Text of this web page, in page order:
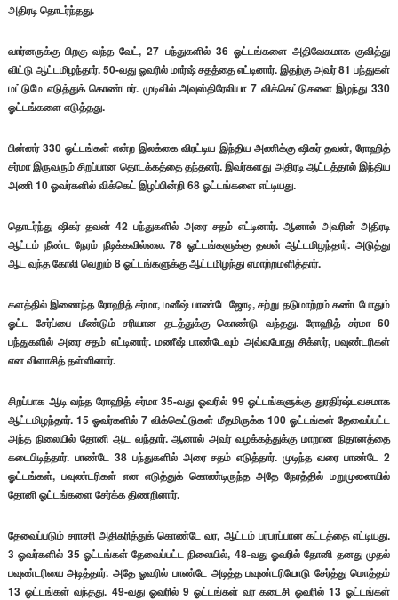
அதிரடி தொடர்ந்தது.
வார்னருக்கு பிறகு வந்த வேட், 27 பந்துகளில் 36 ஓட்டங்களை அதிவேகமாக குவித்து
விட்டு ஆட்டமிழந்தார். 50-வது ஓவரில் மார்ஷ் சதத்தை எட்டினார். இதற்கு அவர் 81 பந்துகள்
மட்டுமே எடுத்துக் கொண்டார். முடிவில் அவுஸ்திரேலியா 7 விக்கெட்டுகளை இழந்து 330
ஓட்டங்களை எடுத்தது.
பின்னர் 330 ஓட்டங்கள் என்ற இலக்கை விரட்டிய இந்திய அணிக்கு ஷிகர் தவன், ரோஹித்
சர்மா இருவரும் சிறப்பான தொடக்கத்தை தந்தனர். இவர்களது அதிரடி ஆட்டத்தால் இந்திய
அணி 10 ஓவர்களில் விக்கெட் இழப்பின்றி 68 ஓட்டங்களை எட்டியது.
தொடர்ந்து ஷிகர் தவன் 42 பந்துகளில் அரை சதம் எட்டினார். ஆனால் அவரின் அதிரடி
ஆட்டம் நீண்ட நேரம் நீடிக்கவில்லை. 78 ஓட்டங்களுக்கு தவன் ஆட்டமிழந்தார். அடுத்து
ஆட வந்த கோலி வெறும் 8 ஓட்டங்களுக்கு ஆட்டமிழந்து ஏமாற்றமளித்தார்.
களத்தில் இணைந்த ரோஹித் சர்மா, மனீஷ் பாண்டே ஜோடி, சற்று தடுமாற்றம் கண்டபோதும்
ஓட்ட சேர்ப்பை மீண்டும் சரியான தடத்துக்கு கொண்டு வந்தது. ரோஹித் சர்மா 60
பந்துகளில் அரை சதம் எட்டினார். மணீஷ் பாண்டேவும் அவ்வபோது சிக்ஸர், பவுண்டரிகள்
என விளாசித் தள்ளினார்.
சிறப்பாக ஆடி வந்த ரோஹித் சர்மா 35-வது ஓவரில் 99 ஓட்டங்களுக்கு துரதிர்ஷ்டவசமாக
ஆட்டமிழந்தார். 15 ஓவர்களில் 7 விக்கெட்டுகள் மீதமிருக்க 100 ஓட்டங்கள் தேவைப்பட்ட
அந்த நிலையில் தோனி ஆட வந்தார். ஆனால் அவர் வழக்கத்துக்கு மாறான நிதானத்தை
கடைபிடித்தார். பாண்டே 38 பந்துகளில் அரை சதம் எடுத்தார். முடிந்த வரை பாண்டே 2
ஓட்டங்கள், பவுண்டரிகள் என எடுத்துக் கொண்டிருந்த அதே நேரத்தில் மறுமுனையில்
தோனி ஓட்டங்களை சேர்க்க திணறினார்.
தேவைப்படும் சராசரி அதிகரித்துக் கொண்டே வர, ஆட்டம் பரபரப்பான கட்டத்தை எட்டியது.
3 ஓவர்களில் 35 ஓட்டங்கள் தேவைப்பட்ட நிலையில், 48-வது ஓவரில் தோனி தனது முதல்
பவுண்டரியை அடித்தார். அதே ஓவரில் பாண்டே அடித்த பவுண்டரியோடு சேர்த்து மொத்தம்
13 ஓட்டங்கள் வந்தது. 49-வது ஓவரில் 9 ஓட்டங்கள் வர கடைசி ஓவரில் 13 ஓட்டங்கள்